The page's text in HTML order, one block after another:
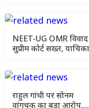
NEET-UG OMR
सुप्रीम कोर्ट सख्त, याचिका
राहुल गांधी पर सोनम
वांगचुक का बड़ा आरोप,